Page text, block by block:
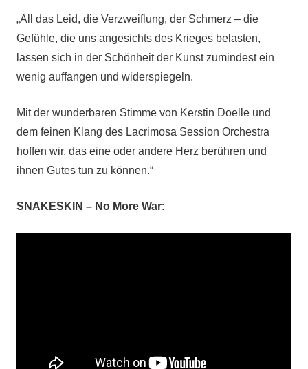
„All das Leid, die Verzweiflung, der Schmerz – die
Gefühle, die uns angesichts des Krieges belasten,
lassen sich in der Schönheit der Kunst zumindest ein
wenig auffangen und widerspiegeln.
Mit der wunderbaren Stimme von Kerstin Doelle und
dem feinen Klang des Lacrimosa Session Orchestra
hoffen wir, das eine oder andere Herz berühren und
ihnen Gutes tun zu können.“
SNAKESKIN – No More War: